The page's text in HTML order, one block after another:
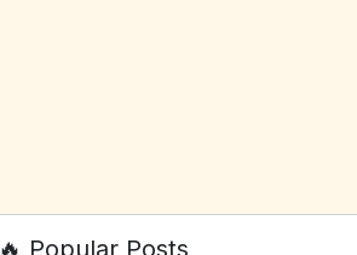
🔥 Popular Posts